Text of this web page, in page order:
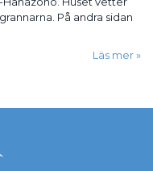
På andra sidan
Läs mer